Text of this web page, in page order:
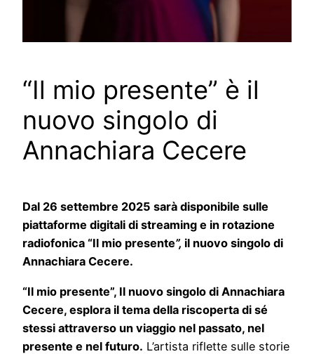
“Il mio presente” è il
nuovo singolo di
Annachiara Cecere
Dal 26 settembre 2025 sarà disponibile sulle
piattaforme digitali di streaming e in rotazione
radiofonica “Il mio presente”, il nuovo singolo di
Annachiara Cecere.
“Il mio presente”, Il nuovo singolo di Annachiara
Cecere, esplora il tema della riscoperta di sé
stessi attraverso un viaggio nel passato, nel
presente e nel futuro. L’artista riflette sulle storie